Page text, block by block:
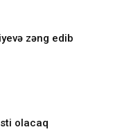
zəng edib
olacaq